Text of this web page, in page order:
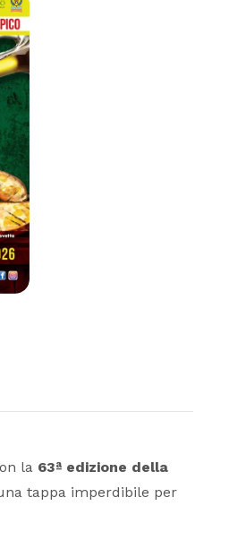
la 63ª edizione della
tappa imperdibile per